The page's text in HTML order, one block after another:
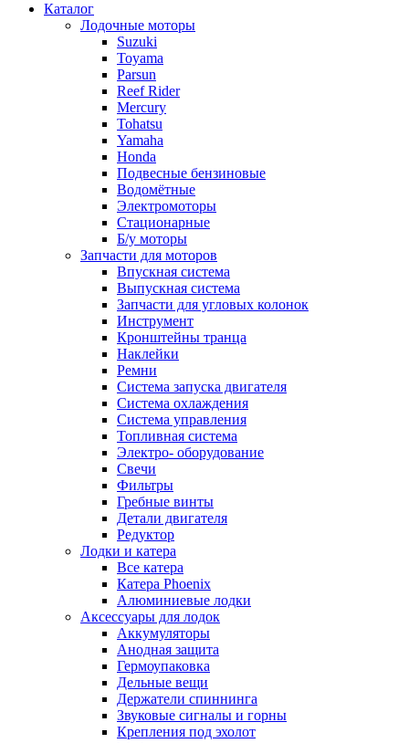
Каталог
Лодочные моторы
Suzuki
Toyama
Parsun
Reef Rider
Mercury
Tohatsu
Yamaha
Honda
Подвесные бензиновые
Водомётные
Электромоторы
Стационарные
Б/у моторы
Запчасти для моторов
Впускная система
Выпускная система
Запчасти для угловых колонок
Инструмент
Кронштейны транца
Наклейки
Ремни
Система запуска двигателя
Система охлаждения
Система управления
Топливная система
Электро- оборудование
Свечи
Фильтры
Гребные винты
Детали двигателя
Редуктор
Лодки и катера
Все катера
Катера Phoenix
Алюминиевые лодки
Аксессуары для лодок
Аккумуляторы
Анодная защита
Гермоупаковка
Дельные вещи
Держатели спиннинга
Звуковые сигналы и горны
Крепления под эхолот